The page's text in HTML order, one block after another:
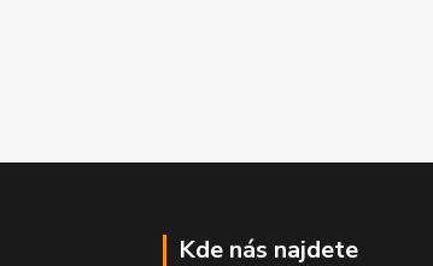
Kde nás najdete